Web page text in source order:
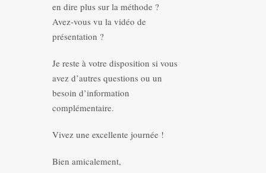
en dire plus sur la méthode ?
Avez-vous vu la vidéo de
présentation ?
Je reste à votre disposition si vous
avez d’autres questions ou un
besoin d’information
complémentaire.
Vivez une excellente journée !
Bien amicalement,